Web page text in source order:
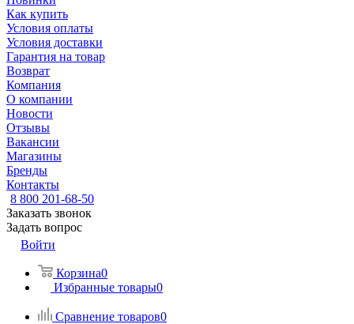
Как купить
Условия оплаты
Условия доставки
Гарантия на товар
Возврат
Компания
О компании
Новости
Отзывы
Вакансии
Магазины
Бренды
Контакты
8 800 201-68-50
Заказать звонок
Задать вопрос
Войти
Корзина0
Избранные товары0
Сравнение товаров0